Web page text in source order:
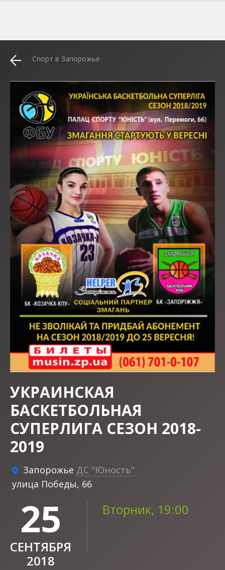
Спорт в Запорожье
УКРАИНСКАЯ
БАСКЕТБОЛЬНАЯ
СУПЕРЛИГА СЕЗОН 2018-
2019
Запорожье ДС "Юность"
улица Победы, 66
25
СЕНТЯБРЯ
2018
Вторник, 19:00